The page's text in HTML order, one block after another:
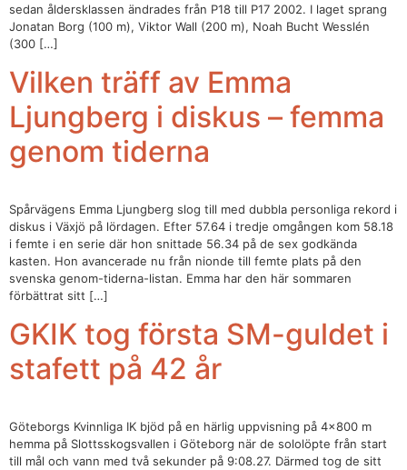
sedan åldersklassen ändrades från P18 till P17 2002. I laget sprang
Jonatan Borg (100 m), Viktor Wall (200 m), Noah Bucht Wesslén
(300 […]
Vilken träff av Emma
Ljungberg i diskus – femma
genom tiderna
Spårvägens Emma Ljungberg slog till med dubbla personliga rekord i
diskus i Växjö på lördagen. Efter 57.64 i tredje omgången kom 58.18
i femte i en serie där hon snittade 56.34 på de sex godkända
kasten. Hon avancerade nu från nionde till femte plats på den
svenska genom-tiderna-listan. Emma har den här sommaren
förbättrat sitt […]
GKIK tog första SM-guldet i
stafett på 42 år
Göteborgs Kvinnliga IK bjöd på en härlig uppvisning på 4×800 m
hemma på Slottsskogsvallen i Göteborg när de sololöpte från start
till mål och vann med två sekunder på 9:08.27. Därmed tog de sitt